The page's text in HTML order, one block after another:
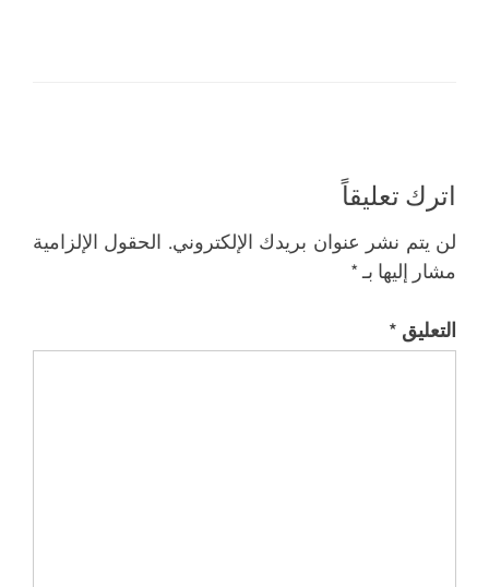
اترك تعليقاً
لن يتم نشر عنوان بريدك الإلكتروني. الحقول الإلزامية
مشار إليها بـ*
التعليق *